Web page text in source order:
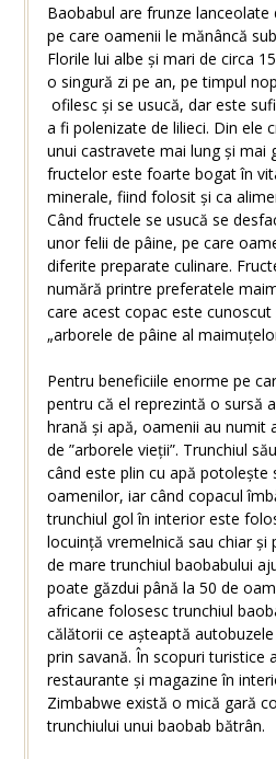
Baobabul are frunze
pe care oamenii le mănâncă
Florile lui albe și mari de circa
o singură zi pe an, pe timpul
ofilesc și se usucă, dar este
a fi polenizate de lilieci. Din ele
unui castravete mai lung și mai
fructelor este foarte bogat în
minerale, fiind folosit și ca
Când fructele se usucă se
unor felii de pâine, pe care
diferite preparate culinare.
numără printre preferatele
care acest copac este cunoscut
„arborele de pâine al
Pentru beneficiile enorme pe
pentru că el reprezintă o sursă
hrană și apă, oamenii au numit
de ”arborele vieții”. Trunchiul
când este plin cu apă potolește
oamenilor, iar când copacul
trunchiul gol în interior este
locuință vremelnică sau chiar și
de mare trunchiul baobabului
poate găzdui până la 50 de
africane folosesc trunchiul
călătorii ce așteaptă
prin savană. În scopuri turistice
restaurante și magazine în
Zimbabwe există o mică gară
trunchiului unui baobab bătrân.